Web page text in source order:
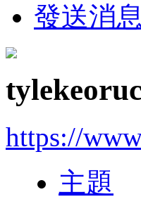
發送消息
https://
主題